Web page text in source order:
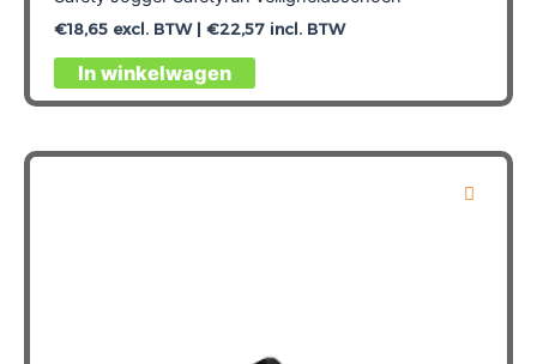
€18,65excl. BTW | €22,57incl. BTW
In winkelwagen
Dit
product
meerdere